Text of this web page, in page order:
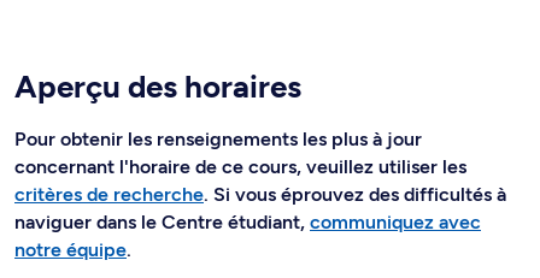
Aperçu des horaires
Pour obtenir les renseignements les plus à jour
concernant l'horaire de ce cours, veuillez utiliser les
critères de recherche. Si vous éprouvez des difficultés à
naviguer dans le Centre étudiant, communiquez avec
notre équipe.